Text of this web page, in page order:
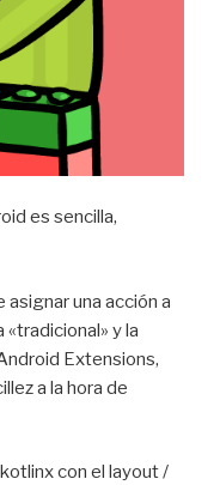
es sencilla,
una acción a
y la
Extensions,
a la hora de
con el layout /